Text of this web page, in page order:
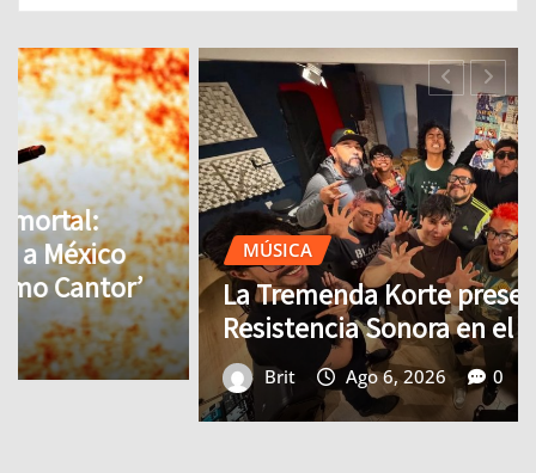
MÚSICA
La Tremenda Korte presenta
Resistencia Sonora en el Foro Puebla
Brit Ago 6, 2026 0